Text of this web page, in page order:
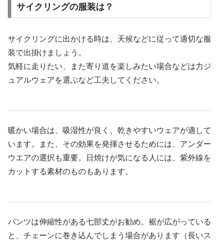
サイクリングの服装は？
サイクリングに出かける時は、天候などに従って適切な服
装で出掛けましょう。
気軽に走りたい、また寄り道を楽しみたい場合などは力ジ
ュアルウェアを選ぶなど工夫してください。
暖かい場合は、吸湿性が良く、乾きやすいウェアが適して
います。また、その効果を発揮させるためには、アンダー
ウエアの選択も重要。日焼けが気になる人には、紫外線を
カットする素材のものもあります。
パンツは伸縮性がある七部丈がお勧め。裾が広がっている
と、チェーンに巻き込んでしまう場合があります（長いス